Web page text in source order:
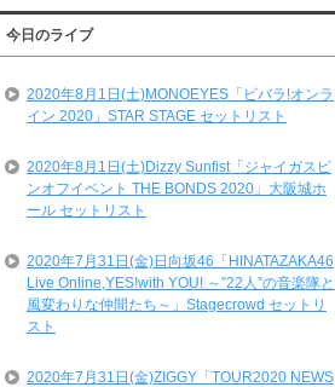
テ
ィ
ス
一
今日のライブ
2020年8月1日(土)MONOEYES「ビバラ!オンラ
イン 2020」STAR STAGE セットリスト
2020年8月1日(土)Dizzy Sunfist「ジャイガスピ
ンオフイベント THE BONDS 2020」大阪城ホ
ール セットリスト
2020年7月31日(金)日向坂46「HINATAZAKA46
Live Online,YES!with YOU! ～”22人”の音楽隊と
風変わりな仲間たち～」Stagecrowd セットリ
スト
2020年7月31日(金)ZIGGY「TOUR2020 NEWS